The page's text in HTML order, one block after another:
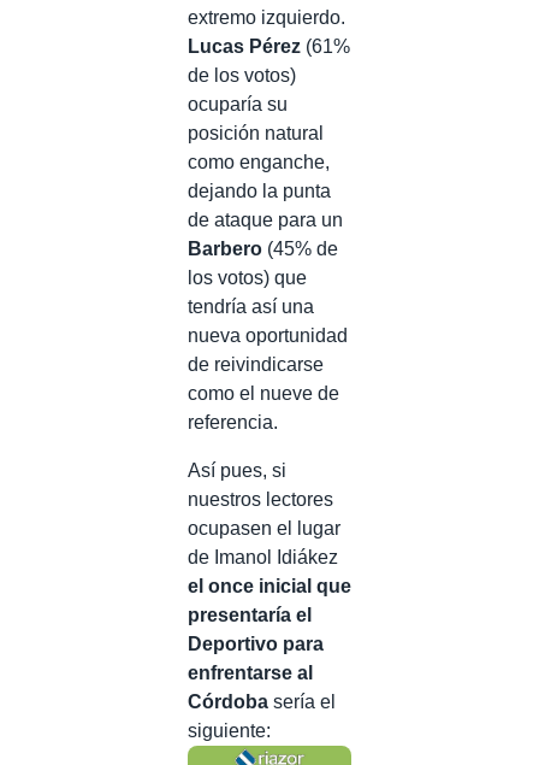
extremo izquierdo.
Lucas Pérez (61%
de los votos)
ocuparía su
posición natural
como enganche,
dejando la punta
de ataque para un
Barbero (45% de
los votos) que
tendría así una
nueva oportunidad
de reivindicarse
como el nueve de
referencia.
Así pues, si
nuestros lectores
ocupasen el lugar
de Imanol Idiákez
el once inicial que
presentaría el
Deportivo para
enfrentarse al
Córdoba sería el
siguiente: